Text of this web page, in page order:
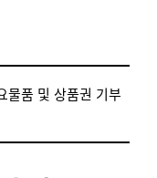
물품 및 상품권 기부